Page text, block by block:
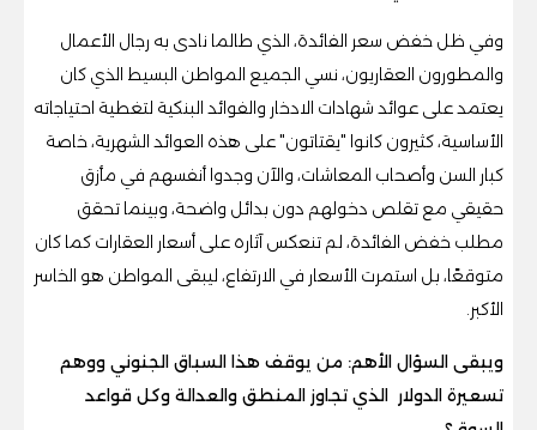
وفي ظل خفض سعر الفائدة، الذي طالما نادى به رجال الأعمال
والمطورون العقاريون، نسي الجميع المواطن البسيط الذي كان
يعتمد على عوائد شهادات الادخار والفوائد البنكية لتغطية احتياجاته
الأساسية، كثيرون كانوا "يقتاتون" على هذه العوائد الشهرية، خاصة
كبار السن وأصحاب المعاشات، والآن وجدوا أنفسهم في مأزق
حقيقي مع تقلص دخولهم دون بدائل واضحة، وبينما تحقق
مطلب خفض الفائدة، لم تنعكس آثاره على أسعار العقارات كما كان
متوقعًا، بل استمرت الأسعار في الارتفاع، ليبقى المواطن هو الخاسر
الأكبر.
ويبقى السؤال الأهم: من يوقف هذا السباق الجنوني ووهم
تسعيرة الدولار الذي تجاوز المنطق والعدالة وكل قواعد